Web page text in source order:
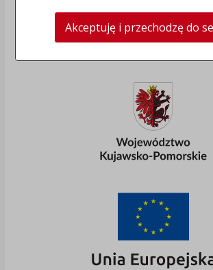
Akceptuję i przechodzę do